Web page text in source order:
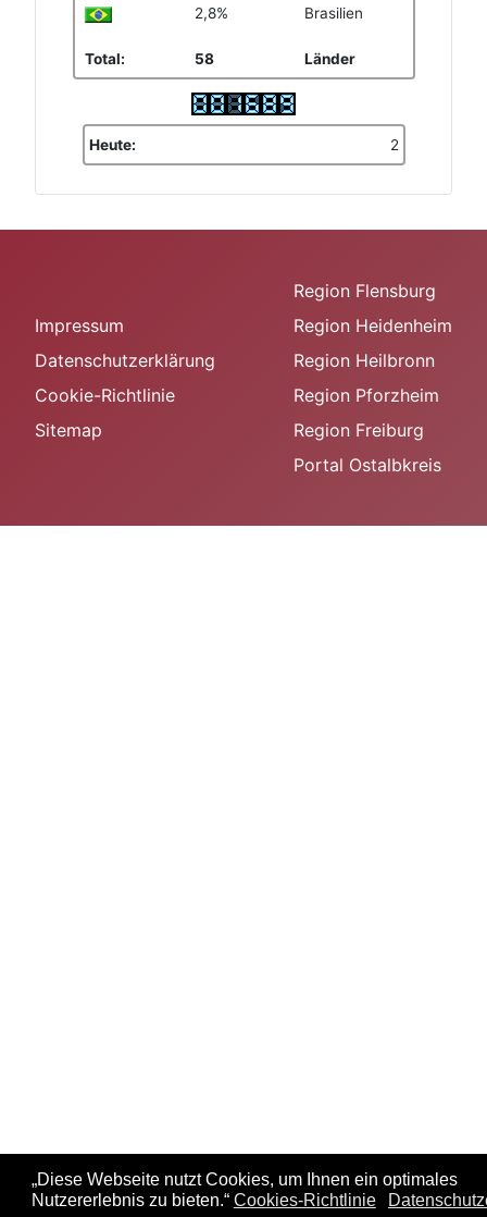
„Diese Webseite nutzt Cookies, um Ihnen ein optimales
Nutzererlebnis zu bieten.“ Cookies-Richtlinie
2,8%
Brasilien
Total: 58 Länder
Heute: 2
Impressum
Datenschutzerklärung
Cookie-Richtlinie
Sitemap
Region Flensburg
Region Heidenheim
Region Heilbronn
Region Pforzheim
Region Freiburg
Portal Ostalbkreis